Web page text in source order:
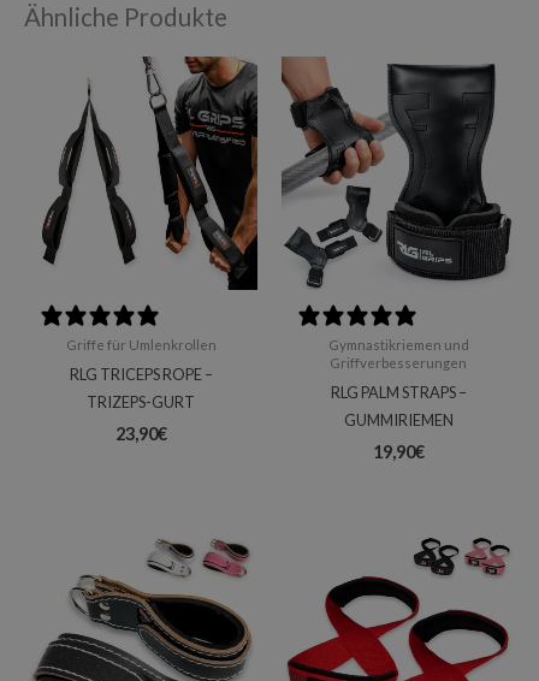
Ähnliche Produkte
Griffe für Umlenkrollen
RLG TRICEPS ROPE –
TRIZEPS-GURT
23,90€
Gymnastikriemen und
Griffverbesserungen
RLG PALM STRAPS –
GUMMIRIEMEN
19,90€